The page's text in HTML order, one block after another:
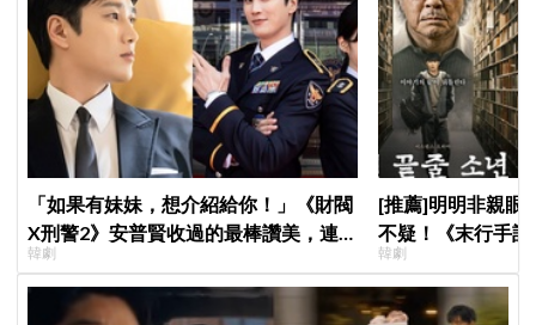
「如果有妹妹，想介紹給你！」《財閥
X刑警2》安普賢收過的最棒讚美，連
哥哥們都認證的好品格～
韓劇
[推薦]明明非親眼
不疑！《末行手
花讓老師崔岷植
韓劇